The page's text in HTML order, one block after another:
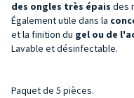
des ongles très épais des
Également utile dans la
et la finition du gel ou de
Lavable et désinfectable.
Paquet de 5 pièces.